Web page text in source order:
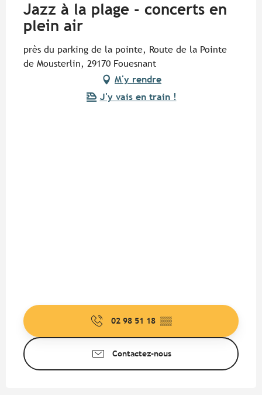
Jazz à la plage - concerts en
plein air
près du parking de la pointe, Route de la Pointe
de Mousterlin, 29170 Fouesnant
M'y rendre
J'y vais en train !
02 98 51 18 ▒▒
Contactez-nous